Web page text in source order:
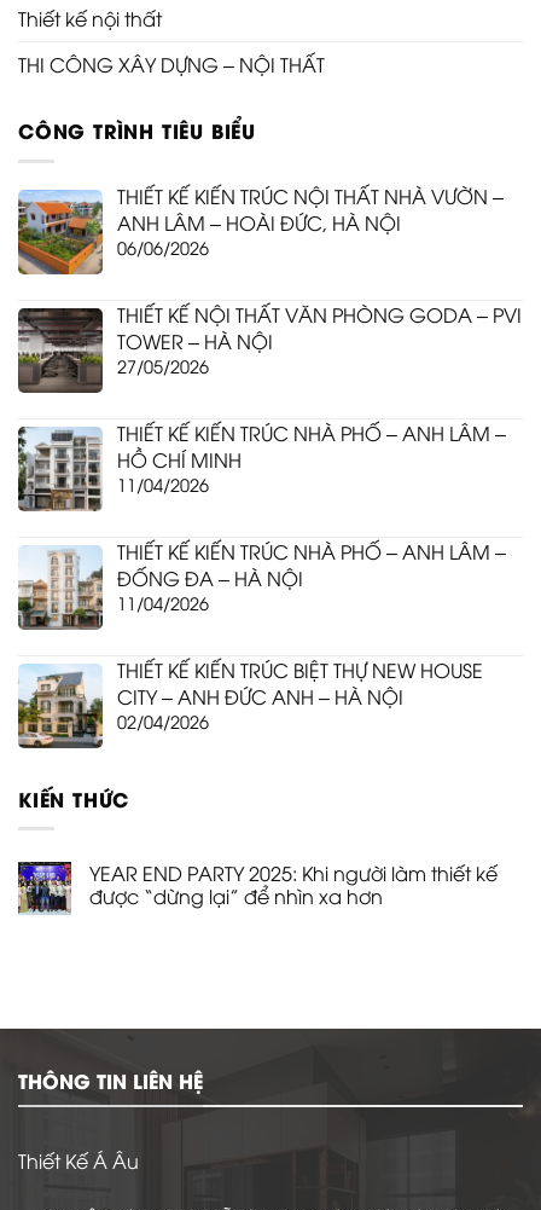
Thiết kế nội thất
THI CÔNG XÂY DỰNG – NỘI THẤT
CÔNG TRÌNH TIÊU BIỂU
THIẾT KẾ KIẾN TRÚC NỘI THẤT NHÀ VƯỜN –
ANH LÂM – HOÀI ĐỨC, HÀ NỘI
06/06/2026
THIẾT KẾ NỘI THẤT VĂN PHÒNG GODA – PVI
TOWER – HÀ NỘI
27/05/2026
THIẾT KẾ KIẾN TRÚC NHÀ PHỐ – ANH LÂM –
HỒ CHÍ MINH
11/04/2026
THIẾT KẾ KIẾN TRÚC NHÀ PHỐ – ANH LÂM –
ĐỐNG ĐA – HÀ NỘI
11/04/2026
THIẾT KẾ KIẾN TRÚC BIỆT THỰ NEW HOUSE
CITY – ANH ĐỨC ANH – HÀ NỘI
02/04/2026
KIẾN THỨC
YEAR END PARTY 2025: Khi người làm thiết kế
được “dừng lại” để nhìn xa hơn
PARTY
người
làm
thiết
“dừng
lại”
nhìn
THÔNG TIN LIÊN HỆ
Thiết Kế Á Âu